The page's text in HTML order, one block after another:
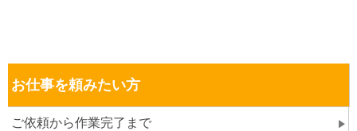
お仕事を頼みたい方
ご依頼から作業完了まで